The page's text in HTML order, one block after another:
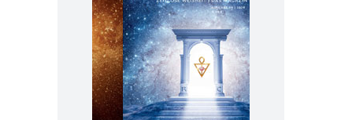
AMORC-Magazin
Ausgabe09 2020